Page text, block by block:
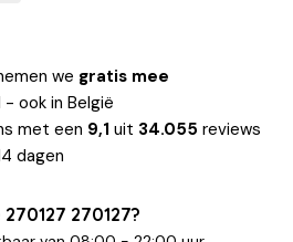
we gratis mee
- ook in België
met een 9,1 uit 34.055 reviews
dagen
270127?